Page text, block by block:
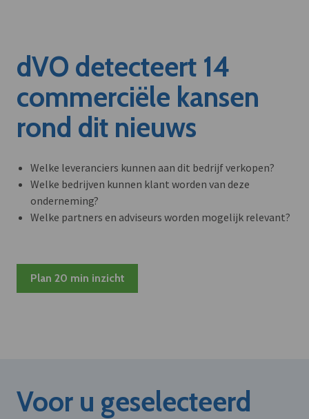
dVO detecteert 14
commerciële kansen
rond dit nieuws
Welke leveranciers kunnen aan dit bedrijf verkopen?
Welke bedrijven kunnen klant worden van deze
onderneming?
Welke partners en adviseurs worden mogelijk relevant?
Plan 20 min inzicht
Voor u geselecteerd